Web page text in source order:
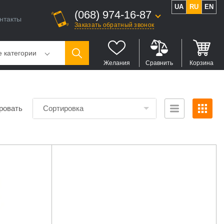
(068) 974-16-87
Заказать обратный звонок
UA RU EN
категории
Желания Сравнить Корзина
Сортировка